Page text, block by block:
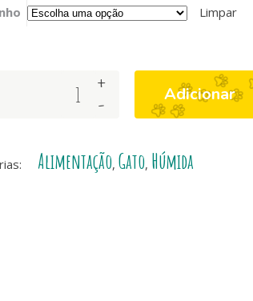
Limpar
-
+ Adicionar
Alimentação, Gato, Húmida